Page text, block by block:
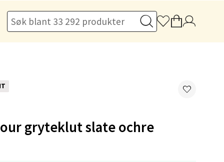
gryteklut slate ochre